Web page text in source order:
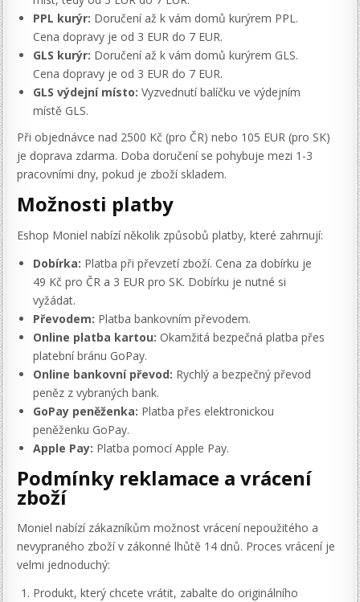
PPL kurýr: Doručení až k vám domů kurýrem PPL.
Cena dopravy je od 3 EUR do 7 EUR.
GLS kurýr: Doručení až k vám domů kurýrem GLS.
Cena dopravy je od 3 EUR do 7 EUR.
GLS výdejní místo: Vyzvednutí balíčku ve výdejním
místě GLS.
Při objednávce nad 2500 Kč (pro ČR) nebo 105 EUR (pro SK)
je doprava zdarma. Doba doručení se pohybuje mezi 1-3
pracovními dny, pokud je zboží skladem.
Možnosti platby
Eshop Moniel nabízí několik způsobů platby, které zahrnují:
Dobírka: Platba při převzetí zboží. Cena za dobírku je
49 Kč pro ČR a 3 EUR pro SK. Dobírku je nutné si
vyžádat.
Převodem: Platba bankovním převodem.
Online platba kartou: Okamžitá bezpečná platba přes
platební bránu GoPay.
Online bankovní převod: Rychlý a bezpečný převod
peněz z vybraných bank.
GoPay peněženka: Platba přes elektronickou
peněženku GoPay.
Apple Pay: Platba pomocí Apple Pay.
Podmínky reklamace a vrácení
zboží
Moniel nabízí zákazníkům možnost vrácení nepoužitého a
nevypraného zboží v zákonné lhůtě 14 dnů. Proces vrácení je
velmi jednoduchý:
Produkt, který chcete vrátit, zabalte do originálního